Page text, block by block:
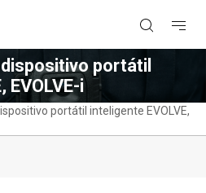
portátil
EVOLVE-i
portátil inteligente EVOLVE,